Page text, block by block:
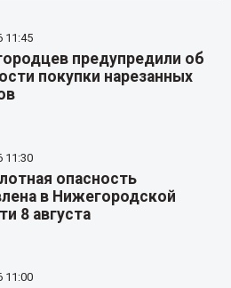
11:45
предупредили об
покупки нарезанных
11:30
опасность
в Нижегородской
8 августа
11:00